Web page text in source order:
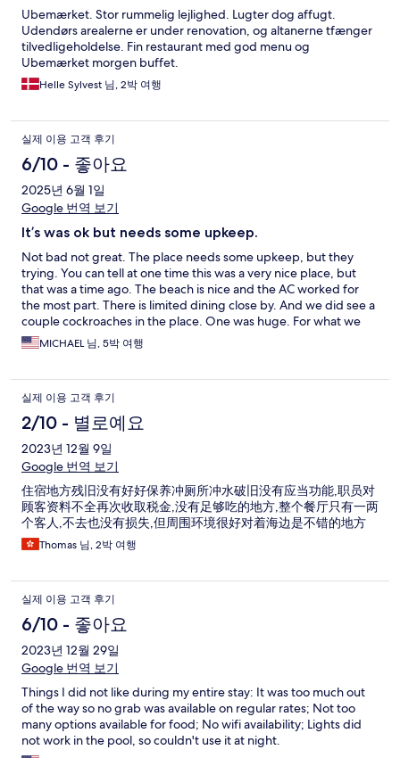
Ubemærket. Stor rummelig lejlighed. Lugter dog affugt.
Udendørs arealerne er under renovation, og altanerne tfænger
tilvedligeholdelse. Fin restaurant med god menu og
Ubemærket morgen buffet.
Helle Sylvest 님, 2박 여행
실제 이용 고객 후기
6/10 - 좋아요
2025년 6월 1일
Google 번역 보기
It’s was ok but needs some upkeep.
Not bad not great. The place needs some upkeep, but they
trying. You can tell at one time this was a very nice place, but
that was a time ago. The beach is nice and the AC worked for
the most part. There is limited dining close by. And we did see a
couple cockroaches in the place. One was huge. For what we
were doing on vacation I think I would have been happier
staying at the Marriott in KK for MYR 20 less a night.
MICHAEL 님, 5박 여행
실제 이용 고객 후기
2/10 - 별로예요
2023년 12월 9일
Google 번역 보기
住宿地方残旧没有好好保养冲厕所冲水破旧没有应当功能,职员对
顾客资料不全再次收取税金,没有足够吃的地方,整个餐厅只有一两
个客人,不去也没有损失,但周围环境很好对着海边是不错的地方
Thomas 님, 2박 여행
실제 이용 고객 후기
6/10 - 좋아요
2023년 12월 29일
Google 번역 보기
Things I did not like during my entire stay: It was too much out
of the way so no grab was available on regular rates; Not too
many options available for food; No wifi availability; Lights did
not work in the pool, so couldn't use it at night.